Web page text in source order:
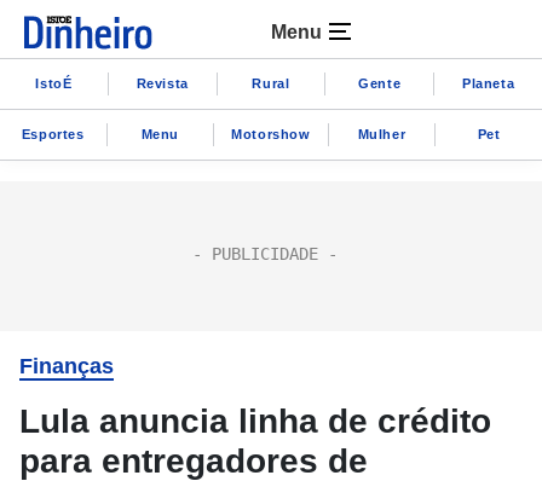
Menu
IstoÉ Revista Rural Gente Planeta
Esportes Menu Motorshow Mulher Pet
Finanças
Lula anuncia linha de crédito
para entregadores de